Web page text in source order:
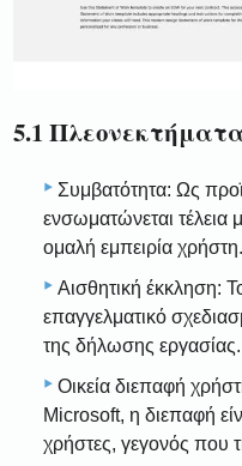
5.1
Συμβατότητα: Ως
ενσωματώνεται τέλεια
ομαλή εμπειρία χρήστη.
Αισθητική έκκληση:
επαγγελματικό
της δήλωσης εργασίας.
Οικεία διεπαφή
Microsoft, η διεπαφή
χρήστες, γεγονός που